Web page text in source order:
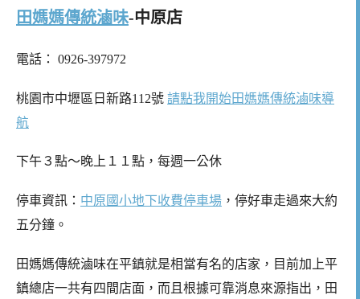
田媽媽傳統滷味-中原店
電話： 0926-397972
桃園市中壢區日新路112號 請點我開始田媽媽傳統滷味導
航
下午３點～晚上１１點，每週一公休
停車資訊： 中原國小地下收費停車場 ，停好車走過來大約
五分鐘。
田媽媽傳統滷味在平鎮就是相當有名的店家，目前加上平
鎮總店一共有四間店面，而且根據可靠消息來源指出，田